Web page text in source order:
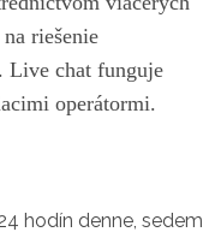
riešenie
Live chat funguje
operátormi.
hodín denne, sedem